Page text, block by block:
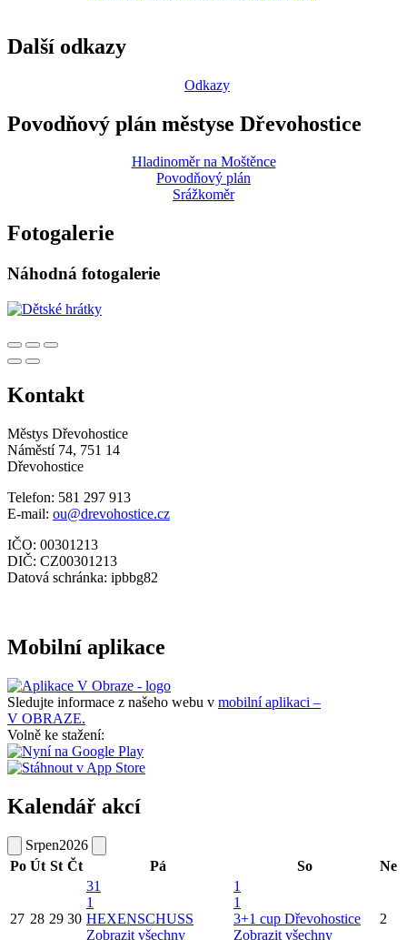
Další odkazy
Odkazy
Povodňový plán městyse Dřevohostice
Hladinoměr na Moštěnce
Povodňový plán
Srážkoměr
Fotogalerie
Náhodná fotogalerie
Kontakt
Městys Dřevohostice
Náměstí 74, 751 14
Dřevohostice
Telefon: 581 297 913
E-mail: ou@drevohostice.cz
IČO: 00301213
DIČ: CZ00301213
Datová schránka: ipbbg82
Mobilní aplikace
Sledujte informace z našeho webu v mobilní aplikaci –
V OBRAZE.
Volně ke stažení:
Kalendář akcí
Srpen2026
Po Út St Čt Pá So Ne
27 28 29 30
31
1
HEXENSCHUSS
Zobrazit všechny
1
1
3+1 cup Dřevohostice
Zobrazit všechny
2